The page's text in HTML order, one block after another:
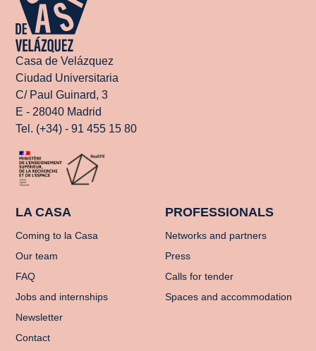
Casa de Velázquez
Ciudad Universitaria
C/ Paul Guinard, 3
E - 28040 Madrid
Tel. (+34) - 91 455 15 80
LA CASA
Coming to la Casa
Our team
FAQ
Jobs and internships
Newsletter
Contact
PROFESSIONALS
Networks and partners
Press
Calls for tender
Spaces and accommodation